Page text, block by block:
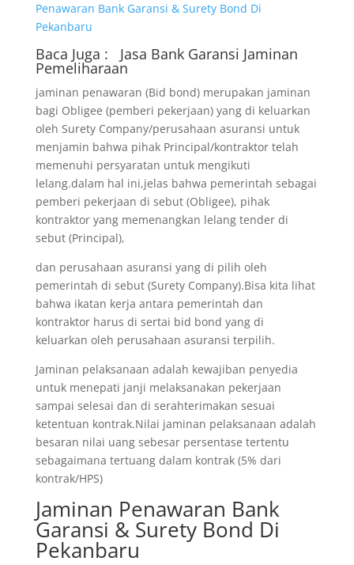
Penawaran Bank Garansi & Surety Bond Di
Pekanbaru
Baca Juga : Jasa Bank Garansi Jaminan
Pemeliharaan
jaminan penawaran (Bid bond) merupakan jaminan
bagi Obligee (pemberi pekerjaan) yang di keluarkan
oleh Surety Company/perusahaan asuransi untuk
menjamin bahwa pihak Principal/kontraktor telah
memenuhi persyaratan untuk mengikuti
lelang.dalam hal ini,jelas bahwa pemerintah sebagai
pemberi pekerjaan di sebut (Obligee), pihak
kontraktor yang memenangkan lelang tender di
sebut (Principal),
dan perusahaan asuransi yang di pilih oleh
pemerintah di sebut (Surety Company).Bisa kita lihat
bahwa ikatan kerja antara pemerintah dan
kontraktor harus di sertai bid bond yang di
keluarkan oleh perusahaan asuransi terpilih.
Jaminan pelaksanaan adalah kewajiban penyedia
untuk menepati janji melaksanakan pekerjaan
sampai selesai dan di serahterimakan sesuai
ketentuan kontrak.Nilai jaminan pelaksanaan adalah
besaran nilai uang sebesar persentase tertentu
sebagaimana tertuang dalam kontrak (5% dari
kontrak/HPS)
Jaminan Penawaran Bank
Garansi & Surety Bond Di
Pekanbaru